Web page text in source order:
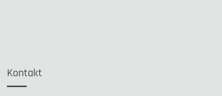
Kontakt